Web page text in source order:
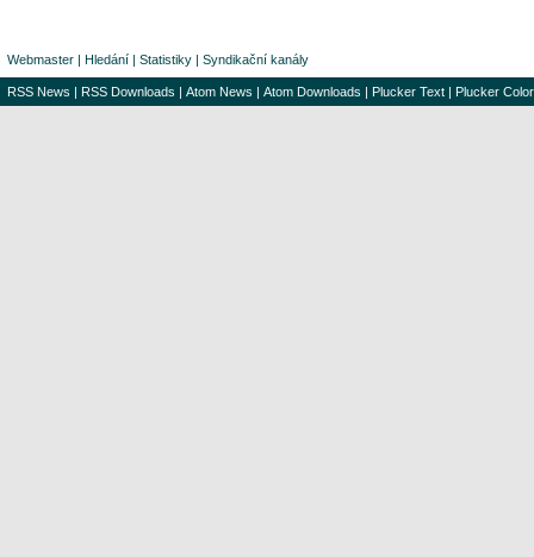
Webmaster | Hledání | Statistiky | Syndikační kanály
RSS News | RSS Downloads | Atom News | Atom Downloads | Plucker Text | Plucker Color